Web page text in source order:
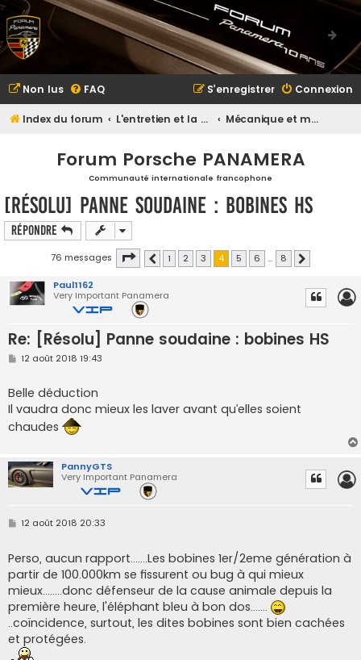
Non lus FAQ Connexion
S’enregistrer
Index du forum L'entretien et la maintenance Mécanique et maintenance
Forum Porsche PANAMERA
Communauté internationale francophone
[Résolu] Panne soudaine : bobines HS
Répondre
76 messages Page sur8
Précédente
1 2 3 4 5 6 … 8
Paul1162
Very Important Panamera
Re: [Résolu] Panne soudaine : bobines HS
M
s
a
g
12 août 2018 19:43
Belle déduction
Il vaudra donc mieux les laver avant qu’elles soient
chaudes
PannyGTS
Very Important Panamera
M
s
a
g
e
12 août 2018 20:33
Perso, aucun rapport.......Les bobines 1er/2eme génération à
partir de 100.000km se fissurent ou bug à qui mieux
mieux........donc défenseur de la cause animale depuis la
première heure, l'éléphant bleu à bon dos.......
..coïncidence, surtout, les dites bobines sont bien cachées
et protégées.